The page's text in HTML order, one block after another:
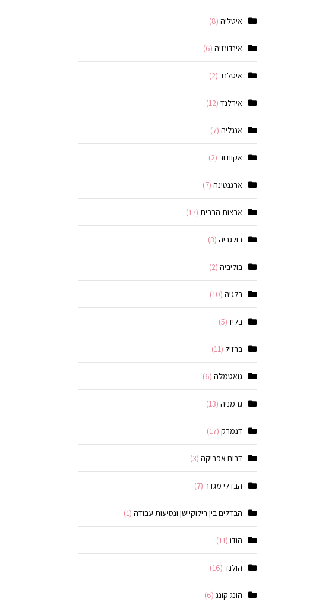
איטליה (8)
אינדונזיה (6)
איסלנד (2)
אירלנד (12)
אנגליה (7)
אקוודור (2)
ארגנטינה (7)
ארצות הברית (17)
בולגריה (3)
בוליביה (2)
בלגיה (10)
בליז (5)
ברזיל (11)
גואטמלה (6)
גרמניה (13)
דנמרק (17)
דרום אפריקה (3)
הבדלי מגדר (7)
הבדלים בין רילוקיישן ונסיעות עבודה (1)
הודו (11)
הולנד (16)
הונג קונג (6)